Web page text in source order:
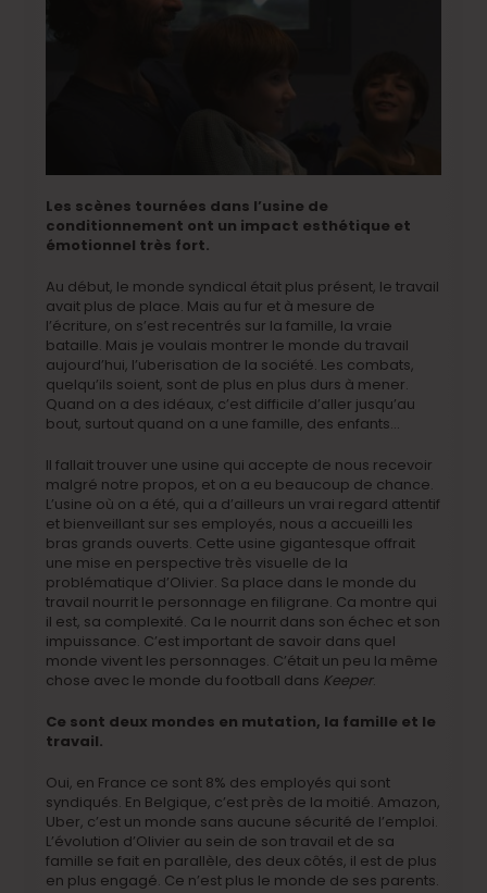
Les scènes tournées dans l’usine de
conditionnement ont un impact esthétique et
émotionnel très fort.
Au début, le monde syndical était plus présent, le travail
avait plus de place. Mais au fur et à mesure de
l’écriture, on s’est recentrés sur la famille, la vraie
bataille. Mais je voulais montrer le monde du travail
aujourd’hui, l’uberisation de la société. Les combats,
quelqu’ils soient, sont de plus en plus durs à mener.
Quand on a des idéaux, c’est difficile d’aller jusqu’au
bout, surtout quand on a une famille, des enfants…
Il fallait trouver une usine qui accepte de nous recevoir
malgré notre propos, et on a eu beaucoup de chance.
L’usine où on a été, qui a d’ailleurs un vrai regard attentif
et bienveillant sur ses employés, nous a accueilli les
bras grands ouverts. Cette usine gigantesque offrait
une mise en perspective très visuelle de la
problématique d’Olivier. Sa place dans le monde du
travail nourrit le personnage en filigrane. Ca montre qui
il est, sa complexité. Ca le nourrit dans son échec et son
impuissance. C’est important de savoir dans quel
monde vivent les personnages. C’était un peu la même
chose avec le monde du football dans Keeper.
Ce sont deux mondes en mutation, la famille et le
travail.
Oui, en France ce sont 8% des employés qui sont
syndiqués. En Belgique, c’est près de la moitié. Amazon,
Uber, c’est un monde sans aucune sécurité de l’emploi.
L’évolution d’Olivier au sein de son travail et de sa
famille se fait en parallèle, des deux côtés, il est de plus
en plus engagé. Ce n’est plus le monde de ses parents.